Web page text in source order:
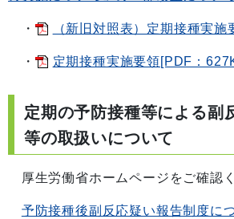
・ （新旧対照表）定期接種実
・ 定期接種実施要領[PDF：
定期の予防接種等による副
等の取扱いについて
厚生労働省ホームページをご確認く
予防接種後副反応疑い報告制度に